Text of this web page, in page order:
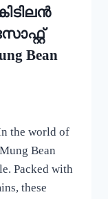
Bean
the world of
Bean
Packed with
these